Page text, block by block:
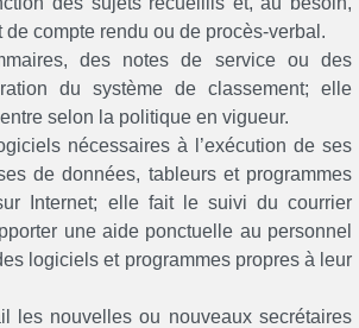
compte rendu ou de procès-verbal.
des notes de service ou des
du système de classement; elle
selon la politique en vigueur.
nécessaires à l’exécution de ses
de données, tableurs et programmes
Internet; elle fait le suivi du courrier
une aide ponctuelle au personnel
logiciels et programmes propres à leur
les nouvelles ou nouveaux secrétaires